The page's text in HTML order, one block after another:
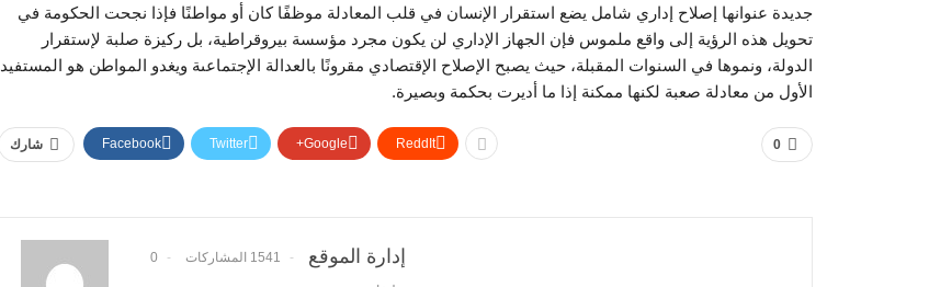
جديدة عنوانها إصلاح إداري شامل يضع استقرار الإنسان في قلب المعادلة موظفًا كان أو مواطنًا فإذا نجحت الحكومة في
تحويل هذه الرؤية إلى واقع ملموس فإن الجهاز الإداري لن يكون مجرد مؤسسة بيروقراطية، بل ركيزة صلبة لإستقرار
الدولة، ونموها في السنوات المقبلة، حيث يصبح الإصلاح الإقتصادي مقرونًا بالعدالة الإجتماعىة ويغدو المواطن هو المستفيد
الأول من معادلة صعبة لكنها ممكنة إذا ما أديرت بحكمة وبصيرة.
0 شارك Facebook Twitter Google+ ReddIt
إدارة الموقع 1541 المشاركات 0